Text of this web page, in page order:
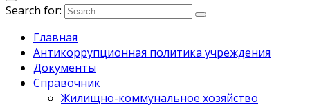
Search for:
Главная
Антикоррупционная политика учреждения
Документы
Справочник
Жилищно-коммунальное хозяйство